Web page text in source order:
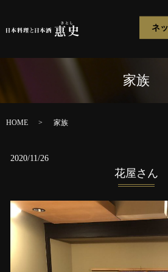
ネ
家族
HOME 家族
2020/11/26
花屋さん